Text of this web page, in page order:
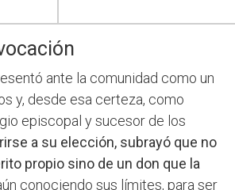
ante la comunidad como un
y, desde esa certeza, como
episcopal y sucesor de los
a su elección, subrayó que no
propio sino de un don que la
conociendo sus límites, para ser